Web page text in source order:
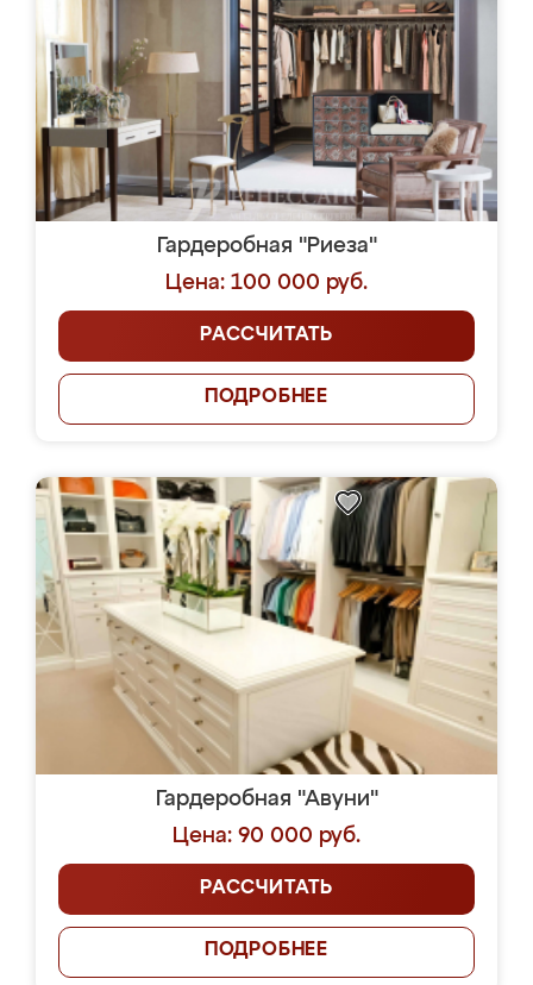
Гардеробная "Риеза"
Цена: 100 000 руб.
РАССЧИТАТЬ
ПОДРОБНЕЕ
Гардеробная "Авуни"
Цена: 90 000 руб.
РАССЧИТАТЬ
ПОДРОБНЕЕ